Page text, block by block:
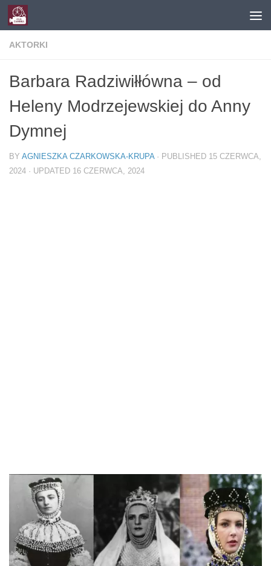
Skip to content
AKTORKI
Barbara Radziwiłłówna – od
Heleny Modrzejewskiej do Anny
Dymnej
BY AGNIESZKA CZARKOWSKA-KRUPA · PUBLISHED 15 CZERWCA,
2024 · UPDATED 16 CZERWCA, 2024